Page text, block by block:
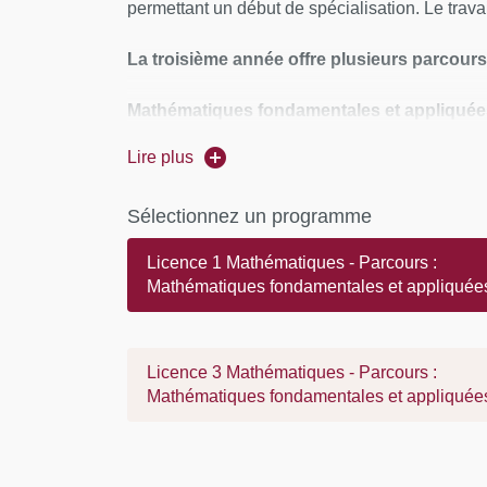
permettant un début de spécialisation. Le
La troisième année offre plusieurs
Mathématiques fondamentales et
Mathématiques du Master Métiers de
Statistiques et Données(campus Saint-
aux statistiques. débouche naturellement sur
Lire plus
Sélectionnez un programme
Licence 1 Mathématiques - Parcours :
Mathématiques fondamentales et
Licence 3 Mathématiques - Parcours :
Mathématiques fondamentales et